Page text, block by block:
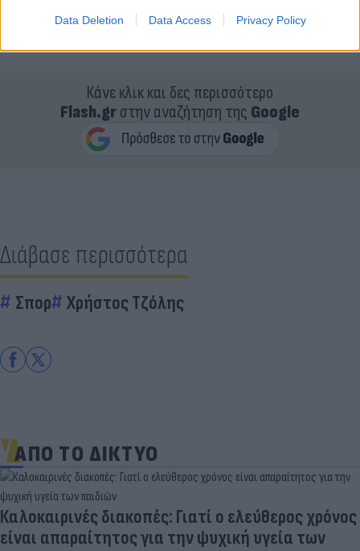
Data Deletion Data Access Privacy Policy
Κάνε κλικ και δες περισσότερο
Flash.grστην αναζήτηση της Google
Διάβασε περισσότερα
Σπορ Χρήστος Τζόλης
ΑΠΟ ΤΟ ΔΙΚΤΥΟ
Καλοκαιρινές διακοπές: Γιατί ο ελεύθερος χρόνος
είναι απαραίτητος για την ψυχική υγεία των